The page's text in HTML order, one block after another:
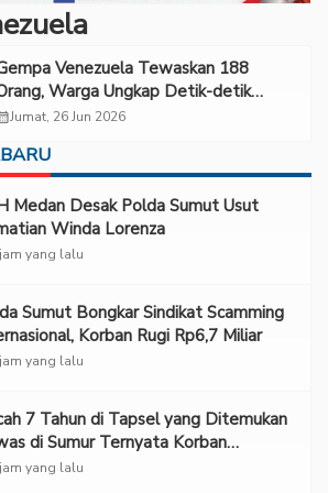
Venezuela Tewaskan 188
Warga Ungkap Detik-detik
Jumat, 26 Jun 2026
Medan Desak Polda Sumut Usut
Winda Lorenza
yang lalu
Sumut Bongkar Sindikat Scamming
Korban Rugi Rp6,7 Miliar
yang lalu
7 Tahun di Tapsel yang Ditemukan
di Sumur Ternyata Korban
Seksual
yang lalu